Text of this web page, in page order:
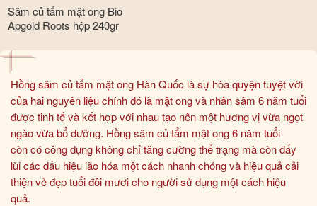
Sâm củ tẩm mật ong Bio
Apgold Roots hộp 240gr
Hồng sâm củ tẩm mật ong Hàn Quốc là sự hòa quyện tuyệt vời
của hai nguyên liệu chính đó là mật ong và nhân sâm 6 năm tuổi
được tinh tế và kết hợp với nhau tạo nên một hương vị vừa ngọt
ngào vừa bổ dưỡng. Hồng sâm củ tẩm mật ong 6 năm tuổi
còn có công dụng không chỉ tăng cường thể trạng mà còn đẩy
lùi các dấu hiệu lão hóa một cách nhanh chóng và hiệu quả cải
thiện vẻ đẹp tuổi đôi mươi cho người sử dụng một cách hiệu
quả.